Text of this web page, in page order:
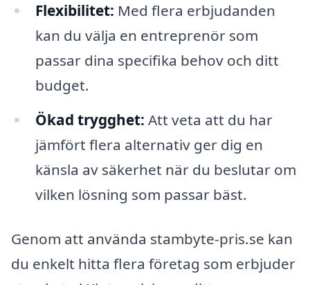
Flexibilitet: Med flera erbjudanden
kan du välja en entreprenör som
passar dina specifika behov och ditt
budget.
Ökad trygghet: Att veta att du har
jämfört flera alternativ ger dig en
känsla av säkerhet när du beslutar om
vilken lösning som passar bäst.
Genom att använda stambyte-pris.se kan
du enkelt hitta flera företag som erbjuder